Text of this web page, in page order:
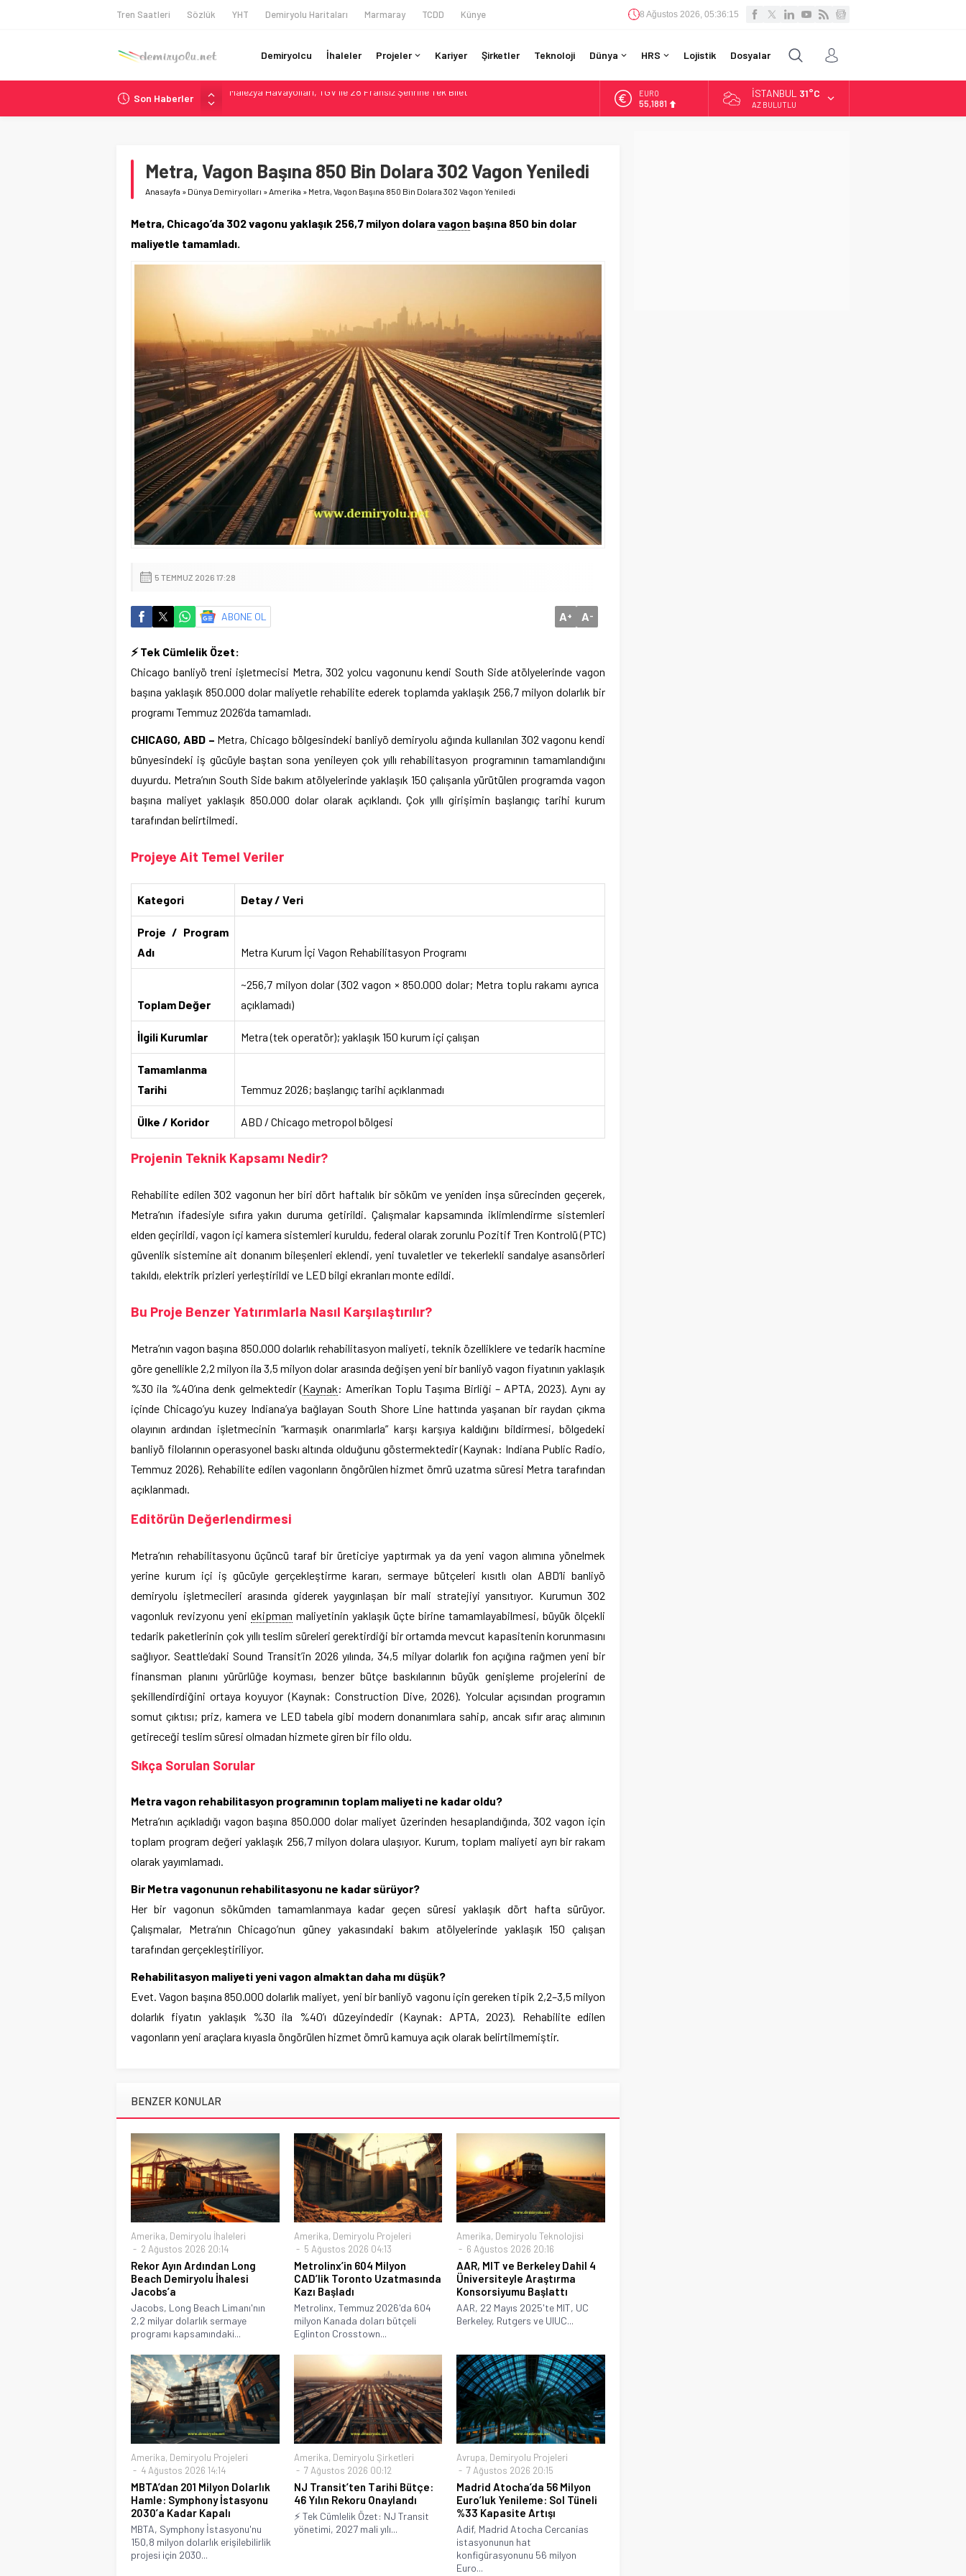
Tren Saatleri Sözlük YHT Demiryolu Haritaları Marmaray TCDD Künye 8 Ağustos 2026, 05:36:16
Demiryolcu İhaleler Projeler Kariyer Şirketler Teknoloji Dünya HRS Lojistik Dosyalar
Son Haberler
ÖBB ve RFI’dan Brenner’da 15 Günlük Bakım: Tren Seferleri Duruyor
NS, Temmuz 2026’dan İtibaren Koltukta Bagaja Kalıcı Yasak, Ceza Yok
Çekya ETCS’de Erken Teslim Ama Ulusal Hedef 730 km’ye Düştü
Malezya Havayolları, TGV ile 28 Fransız Şehrine Tek Bilet
ALTIN
6.660,55
İSTANBUL 31°C
AZ BULUTLU
Metra, Vagon Başına 850 Bin Dolara 302 Vagon Yeniledi
Anasayfa » Dünya Demiryolları »Amerika » Metra, Vagon Başına 850 Bin Dolara 302 Vagon Yeniledi
Metra, Chicago’da 302 vagonu yaklaşık 256,7 milyon dolaravagon başına 850 bin dolar
maliyetle tamamladı.
5 TEMMUZ 2026 17:28
ABONE OL A+ A-
⚡ Tek Cümlelik Özet:
Chicago banliyö treni işletmecisi Metra, 302 yolcu vagonunu kendi South Side atölyelerinde vagon
başına yaklaşık 850.000 dolar maliyetle rehabilite ederek toplamda yaklaşık 256,7 milyon dolarlık bir
programı Temmuz 2026’da tamamladı.
CHICAGO, ABD – Metra, Chicago bölgesindeki banliyö demiryolu ağında kullanılan 302 vagonu kendi
bünyesindeki iş gücüyle baştan sona yenileyen çok yıllı rehabilitasyon programının tamamlandığını
duyurdu. Metra’nın South Side bakım atölyelerinde yaklaşık 150 çalışanla yürütülen programda vagon
başına maliyet yaklaşık 850.000 dolar olarak açıklandı. Çok yıllı girişimin başlangıç tarihi kurum
tarafından belirtilmedi.
Projeye Ait Temel Veriler
Kategori Detay / Veri
Proje / Program
Adı
Metra Kurum İçi Vagon Rehabilitasyon Programı
Toplam Değer
~256,7 milyon dolar (302 vagon × 850.000 dolar; Metra toplu rakamı ayrıca
açıklamadı)
İlgili Kurumlar Metra (tek operatör); yaklaşık 150 kurum içi çalışan
Tamamlanma
Tarihi
Temmuz 2026; başlangıç tarihi açıklanmadı
Ülke / Koridor ABD / Chicago metropol bölgesi
Projenin Teknik Kapsamı Nedir?
Rehabilite edilen 302 vagonun her biri dört haftalık bir söküm ve yeniden inşa sürecinden geçerek,
Metra’nın ifadesiyle sıfıra yakın duruma getirildi. Çalışmalar kapsamında iklimlendirme sistemleri
elden geçirildi, vagon içi kamera sistemleri kuruldu, federal olarak zorunlu Pozitif Tren Kontrolü (PTC)
güvenlik sistemine ait donanım bileşenleri eklendi, yeni tuvaletler ve tekerlekli sandalye asansörleri
takıldı, elektrik prizleri yerleştirildi ve LED bilgi ekranları monte edildi.
Bu Proje Benzer Yatırımlarla Nasıl Karşılaştırılır?
Metra’nın vagon başına 850.000 dolarlık rehabilitasyon maliyeti, teknik özelliklere ve tedarik hacmine
göre genellikle 2,2 milyon ila 3,5 milyon dolar arasında değişen yeni bir banliyö vagon fiyatının yaklaşık
%30 ila %40’ına denk gelmektedir (Kaynak: Amerikan Toplu Taşıma Birliği – APTA, 2023). Aynı ay
içinde Chicago’yu kuzey Indiana’ya bağlayan South Shore Line hattında yaşanan bir raydan çıkma
olayının ardından işletmecinin “karmaşık onarımlarla” karşı karşıya kaldığını bildirmesi, bölgedeki
banliyö filolarının operasyonel baskı altında olduğunu göstermektedir (Kaynak: Indiana Public Radio,
Temmuz 2026). Rehabilite edilen vagonların öngörülen hizmet ömrü uzatma süresi Metra tarafından
açıklanmadı.
Editörün Değerlendirmesi
Metra’nın rehabilitasyonu üçüncü taraf bir üreticiye yaptırmak ya da yeni vagon alımına yönelmek
yerine kurum içi iş gücüyle gerçekleştirme kararı, sermaye bütçeleri kısıtlı olan ABD’li banliyö
demiryolu işletmecileri arasında giderek yaygınlaşan bir mali stratejiyi yansıtıyor. Kurumun 302
vagonluk revizyonu yeni ekipman maliyetinin yaklaşık üçte birine tamamlayabilmesi, büyük ölçekli
tedarik paketlerinin çok yıllı teslim süreleri gerektirdiği bir ortamda mevcut kapasitenin korunmasını
sağlıyor. Seattle’daki Sound Transit’in 2026 yılında, 34,5 milyar dolarlık fon açığına rağmen yeni bir
finansman planını yürürlüğe koyması, benzer bütçe baskılarının büyük genişleme projelerini de
şekillendirdiğini ortaya koyuyor (Kaynak: Construction Dive, 2026). Yolcular açısından programın
somut çıktısı; priz, kamera ve LED tabela gibi modern donanımlara sahip, ancak sıfır araç alımının
getireceği teslim süresi olmadan hizmete giren bir filo oldu.
Sıkça Sorulan Sorular
Metra vagon rehabilitasyon programının toplam maliyeti ne kadar oldu?
Metra’nın açıkladığı vagon başına 850.000 dolar maliyet üzerinden hesaplandığında, 302 vagon için
toplam program değeri yaklaşık 256,7 milyon dolara ulaşıyor. Kurum, toplam maliyeti ayrı bir rakam
olarak yayımlamadı.
Bir Metra vagonunun rehabilitasyonu ne kadar sürüyor?
Her bir vagonun sökümden tamamlanmaya kadar geçen süresi yaklaşık dört hafta sürüyor.
Çalışmalar, Metra’nın Chicago’nun güney yakasındaki bakım atölyelerinde yaklaşık 150 çalışan
tarafından gerçekleştiriliyor.
Rehabilitasyon maliyeti yeni vagon almaktan daha mı düşük?
Evet. Vagon başına 850.000 dolarlık maliyet, yeni bir banliyö vagonu için gereken tipik 2,2–3,5 milyon
dolarlık fiyatın yaklaşık %30 ila %40’ı düzeyindedir (Kaynak: APTA, 2023). Rehabilite edilen
vagonların yeni araçlara kıyasla öngörülen hizmet ömrü kamuya açık olarak belirtilmemiştir.
BENZER KONULAR
Amerika, Demiryolu İhaleleri
2 Ağustos 2026 20:14
Rekor Ayın Ardından Long
Beach Demiryolu İhalesi
Jacobs’a
Jacobs, Long Beach Limanı'nın
2,2 milyar dolarlık sermaye
programı kapsamındaki...
Amerika, Demiryolu Projeleri
5 Ağustos 2026 04:13
Metrolinx’in 604 Milyon
CAD’lik Toronto Uzatmasında
Kazı Başladı
Metrolinx, Temmuz 2026'da 604
milyon Kanada doları bütçeli
Eglinton Crosstown...
Amerika, Demiryolu Teknolojisi
6 Ağustos 2026 20:16
AAR, MIT ve Berkeley Dahil 4
Üniversiteyle Araştırma
Konsorsiyumu Başlattı
AAR, 22 Mayıs 2025'te MIT, UC
Berkeley, Rutgers ve UIUC...
Amerika, Demiryolu Projeleri
4 Ağustos 2026 14:14
MBTA’dan 201 Milyon Dolarlık
Hamle: Symphony İstasyonu
2030’a Kadar Kapalı
MBTA, Symphony İstasyonu'nu
150,8 milyon dolarlık erişilebilirlik
projesi için 2030...
Amerika, Demiryolu Şirketleri
7 Ağustos 2026 00:12
NJ Transit’ten Tarihi Bütçe:
46 Yılın Rekoru Onaylandı
⚡ Tek Cümlelik Özet: NJ Transit
yönetimi, 2027 mali yılı...
Avrupa, Demiryolu Projeleri
7 Ağustos 2026 20:15
Madrid Atocha’da 56 Milyon
Euro’luk Yenileme: Sol Tüneli
%33 Kapasite Artışı
Adif, Madrid Atocha Cercanías
istasyonunun hat
konfigürasyonunu 56 milyon
Euro...